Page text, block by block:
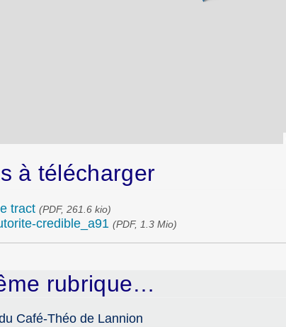
à télécharger
tract (PDF, 261.6 kio)
credible_a91 (PDF, 1.3 Mio)
rubrique…
Café-Théo de Lannion